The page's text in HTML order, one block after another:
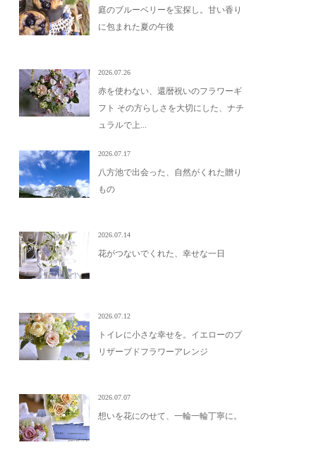
庭のブルーベリーを宝探し。甘い香り
に包まれた夏の午後
2026.07.26
赤を使わない、還暦祝いのフラワーギ
フト その方らしさを大切にした、ナチ
ュラルで上...
2026.07.17
八方池で出会った、自然がくれた贈り
もの
2026.07.14
花がつないでくれた、幸せな一日
2026.07.12
トイレに小さな幸せを。イエローのプ
リザーブドフラワーアレンジ
2026.07.07
想いを花にのせて、一輪一輪丁寧に。